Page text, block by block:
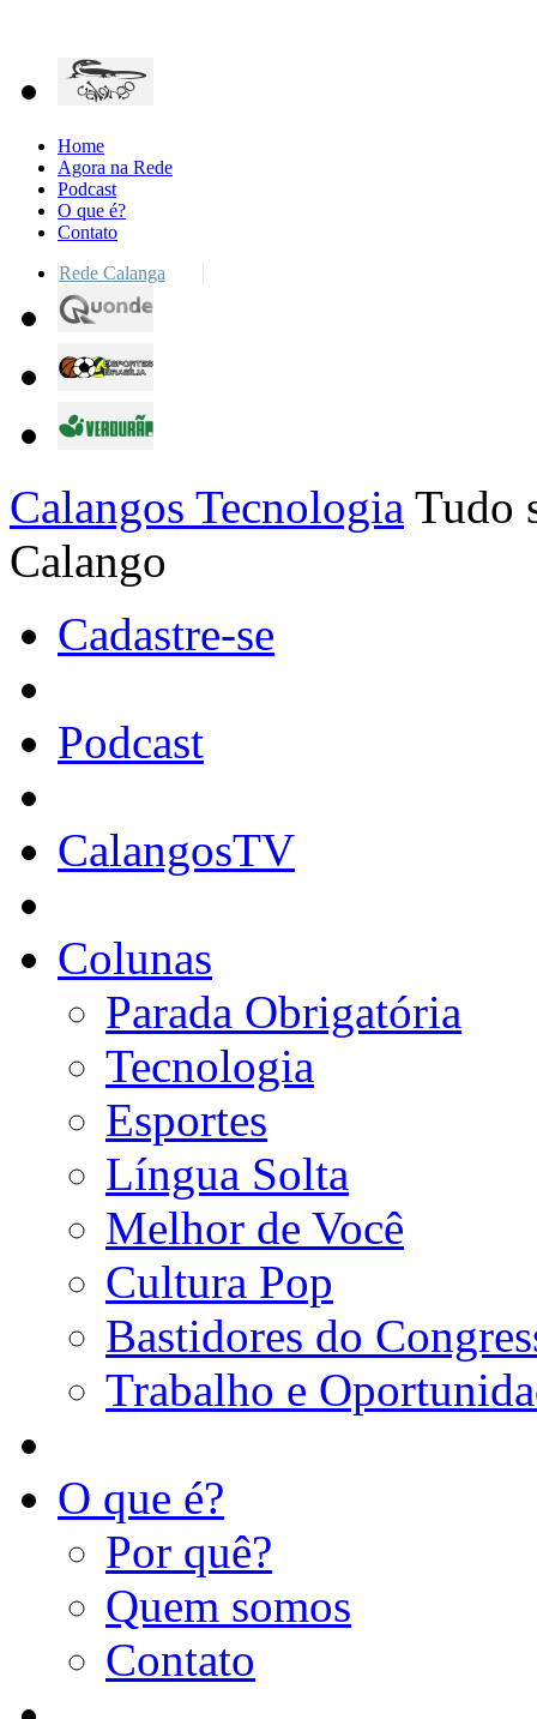
Home
Agora na Rede
Podcast
O que é?
Contato
Rede Calanga
Calangos Tecnologia Tudo
Calango
Cadastre-se
Podcast
CalangosTV
Colunas
Parada Obrigatória
Tecnologia
Esportes
Língua Solta
Melhor de Você
Cultura Pop
Bastidores do
Trabalho e
O que é?
Por quê?
Quem somos
Contato